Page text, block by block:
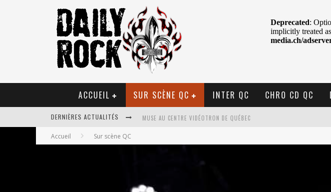
ACCUEIL SUR SCÈNE QC INTER QC CHRO CD QC
DERNIÈRES ACTUALITÉS MUSE AU CENTRE VIDÉOTRON DE QUÉBEC
Accueil Sur scène QC